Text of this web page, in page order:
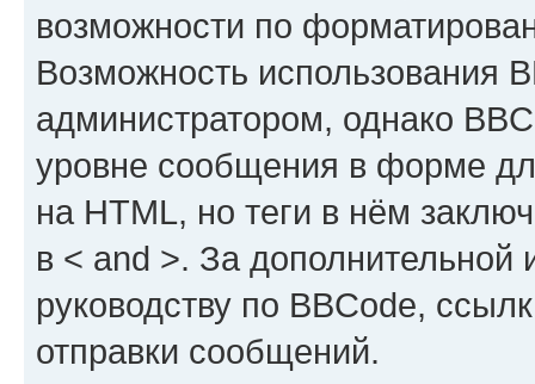
возможности по
Возможность использования
администратором, однако
уровне сообщения в форме
на HTML, но теги в нём
в < and >. За
руководству по BBCode,
отправки сообщений.